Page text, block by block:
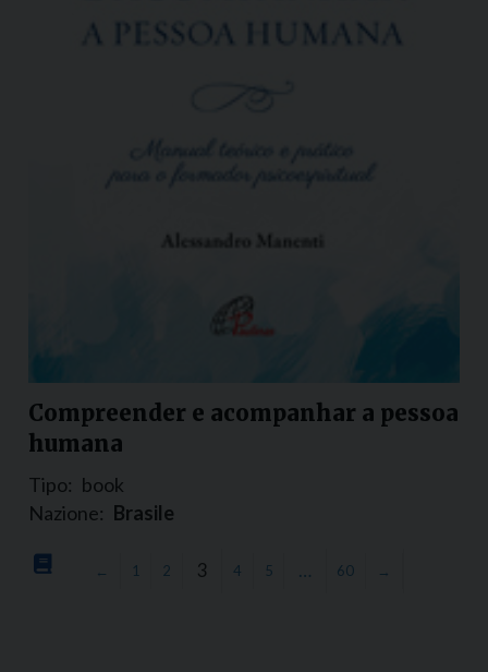
Compreender e acompanhar a pessoa
humana
Tipo: book
Nazione: Brasile
← 1 2 3 4 5 … 60 →